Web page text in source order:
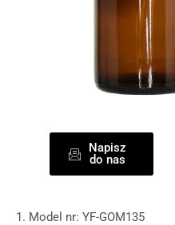
Napisz
do nas
1. Model nr: YF-GOM135